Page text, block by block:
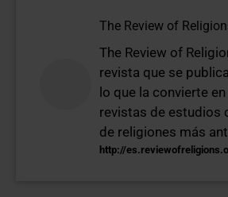
The Review of
The Review of
revista que se
lo que la convierte
revistas de estudios
de religiones más
http://